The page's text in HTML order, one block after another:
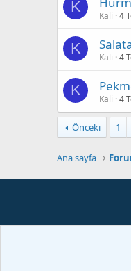
K
Kali 4
K
Kali 4
K
Kali 4
Önceki 1
Ana sayfa